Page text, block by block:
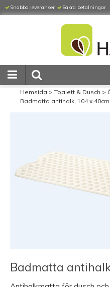
Snabba leveranser Säkra betalningar
Hemsida > Toalett & Dusch >
Badmatta antihalk, 104 x 40cm
Badmatta